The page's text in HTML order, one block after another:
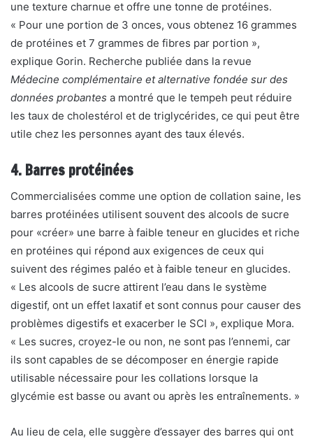
une texture charnue et offre une tonne de protéines.
« Pour une portion de 3 onces, vous obtenez 16 grammes
de protéines et 7 grammes de fibres par portion »,
explique Gorin. Recherche publiée dans la revue
Médecine complémentaire et alternative fondée sur des
données probantes a montré que le tempeh peut réduire
les taux de cholestérol et de triglycérides, ce qui peut être
utile chez les personnes ayant des taux élevés.
4. Barres protéinées
Commercialisées comme une option de collation saine, les
barres protéinées utilisent souvent des alcools de sucre
pour «créer» une barre à faible teneur en glucides et riche
en protéines qui répond aux exigences de ceux qui
suivent des régimes paléo et à faible teneur en glucides.
« Les alcools de sucre attirent l’eau dans le système
digestif, ont un effet laxatif et sont connus pour causer des
problèmes digestifs et exacerber le SCI », explique Mora.
« Les sucres, croyez-le ou non, ne sont pas l’ennemi, car
ils sont capables de se décomposer en énergie rapide
utilisable nécessaire pour les collations lorsque la
glycémie est basse ou avant ou après les entraînements. »
Au lieu de cela, elle suggère d’essayer des barres qui ont